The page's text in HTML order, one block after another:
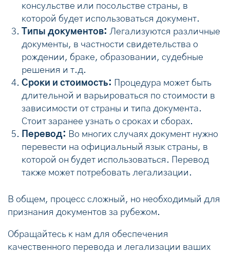
консульстве или посольстве страны, в
которой будет использоваться документ.
Типы документов: Легализуются различные
документы, в частности свидетельства о
рождении, браке, образовании, судебные
решения и т.д.
Сроки и стоимость:
Процедура может быть
длительной и варьироваться по стоимости в
зависимости от страны и типа документа.
Стоит заранее узнать о сроках и сборах.
Перевод: Во многих случаях документ нужно
перевести на официальный язык страны, в
которой он будет использоваться. Перевод
также может потребовать легализации.
В общем, процесс сложный, но необходимый для
признания документов за рубежом.
Обращайтесь к нам для обеспечения
качественного перевода и легализации ваших